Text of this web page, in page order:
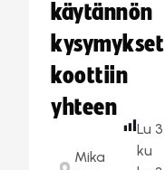
käytännön
kysymykset
koottiin
yhteen
Mika
Lu
ku
3